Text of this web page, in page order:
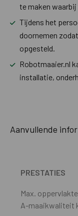
te maken
Tijdens het
doornemen
opgesteld.
Robotmaaier.nl
installatie,
Aanvullende
PRESTATIES
Max.
A-maaikwaliteit